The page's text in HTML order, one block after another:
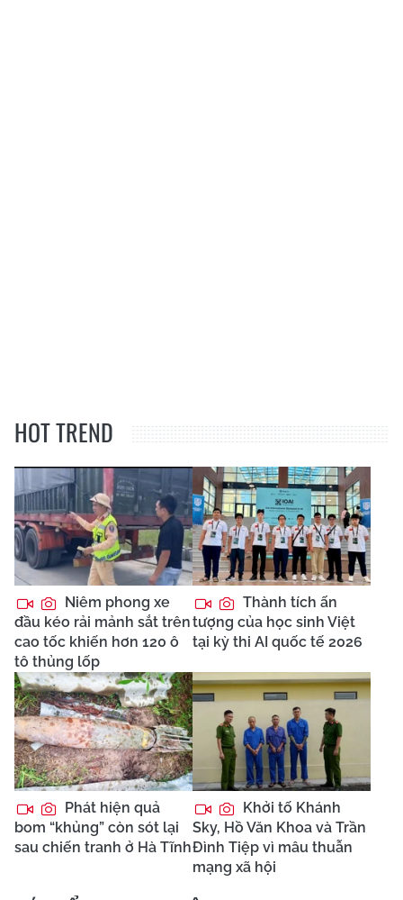
HOT TREND
Niêm phong xe
đầu kéo rải mảnh sắt trên
cao tốc khiến hơn 120 ô
tô thủng lốp
Thành tích ấn
tượng của học sinh Việt
tại kỳ thi AI quốc tế 2026
Phát hiện quả
bom “khủng” còn sót lại
sau chiến tranh ở Hà Tĩnh
Khởi tố Khánh
Sky, Hồ Văn Khoa và Trần
Đình Tiệp vì mâu thuẫn
mạng xã hội